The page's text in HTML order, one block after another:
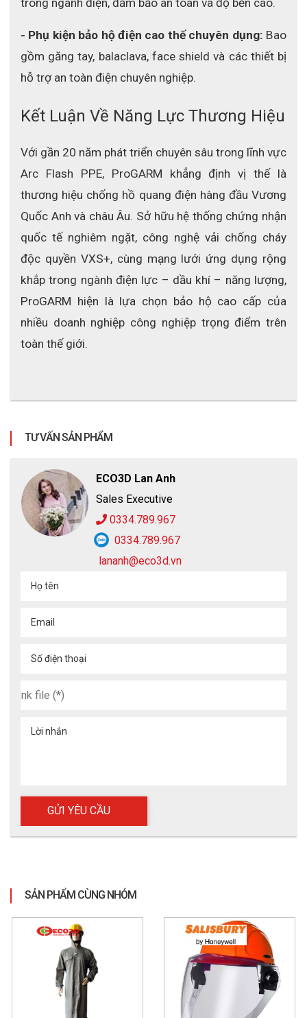
- Phụ kiện bảo hộ điện cao thế chuyên dụng: Bao
gồm găng tay, balaclava, face shield và các thiết bị
hỗ trợ an toàn điện chuyên nghiệp.
Kết Luận Về Năng Lực Thương Hiệu
Với gần 20 năm phát triển chuyên sâu trong lĩnh vực
Arc Flash PPE, ProGARM khẳng định vị thế là
thương hiệu chống hồ quang điện hàng đầu Vương
Quốc Anh và châu Âu. Sở hữu hệ thống chứng nhận
quốc tế nghiêm ngặt, công nghệ vải chống cháy
độc quyền VXS+, cùng mạng lưới ứng dụng rộng
khắp trong ngành điện lực – dầu khí – năng lượng,
ProGARM hiện là lựa chọn bảo hộ cao cấp của
nhiều doanh nghiệp công nghiệp trọng điểm trên
toàn thế giới.
TƯ VẤN SẢN PHẨM
ECO3D Lan Anh
Sales Executive
0334.789.967
0334.789.967
lananh@eco3d.vn
Họ tên
Email
Số điện thoại
Lời nhắn
SẢN PHẨM CÙNG NHÓM